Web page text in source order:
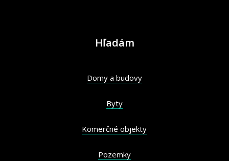
Hľadám
Domy a budovy
Byty
Komerčné objekty
Pozemky